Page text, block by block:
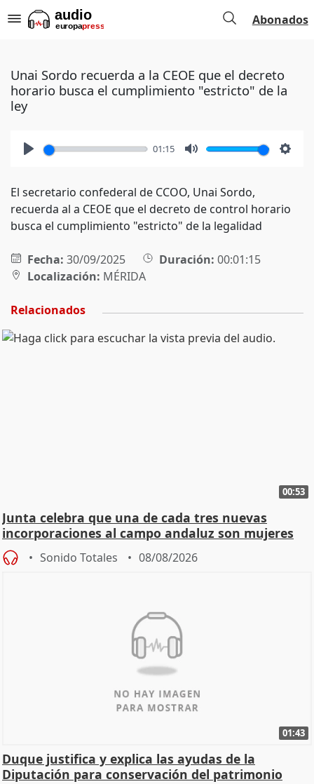
Abonados
Unai Sordo recuerda a la CEOE que el decreto
horario busca el cumplimiento "estricto" de la
ley
01:15
El secretario confederal de CCOO, Unai Sordo,
recuerda al a CEOE que el decreto de control horario
busca el cumplimiento "estricto" de la legalidad
Fecha: 30/09/2025 Duración: 00:01:15
Localización: MÉRIDA
Relacionados
00:53
Junta celebra que una de cada tres nuevas
incorporaciones al campo andaluz son mujeres
jóvenes
Sonido Totales 08/08/2026
01:43
Duque justifica y explica las ayudas de la
Diputación para conservación del patrimonio